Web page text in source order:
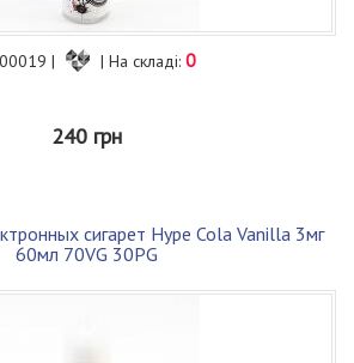
| | На складі: 0
240 грн
сигарет Hype Cola Vanilla 3мг
60мл 70VG 30PG